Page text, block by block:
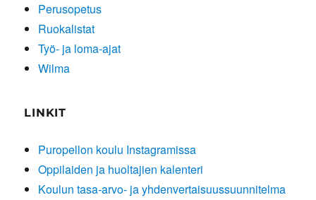
Perusopetus
Ruokalistat
Työ- ja loma-ajat
Wilma
LINKIT
Puropellon koulu Instagramissa
Oppilaiden ja huoltajien kalenteri
Koulun tasa-arvo- ja yhdenvertaisuussuunnitelma